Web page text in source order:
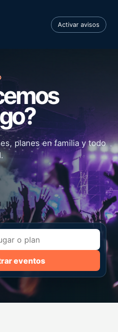
Activar avisos
planes en familia y todo
eventos